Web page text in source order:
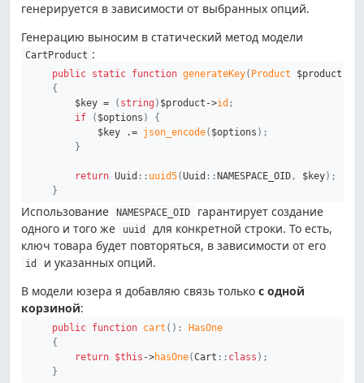
генерируется в зависимости от выбранных опций.
Генерацию выносим в статический метод модели
CartProduct :
public static function generateKey( Product $product
{
$key = ( string ) $product ->id ;
if
( $options )
{
$key
.= json_encode( $options ) ;
}
return Uuid :: uuid5(Uuid :: NAMESPACE_OID, $key) ;
}
Использование NAMESPACE_OID
гарантирует создание
одного и того же
uuid
для конкретной строки. То есть,
ключ товара будет повторяться, в зависимости от его
id
и указанных опций.
В модели юзера я добавляю связь только с одной
корзиной:
public function cart ( ) :
HasOne
{
return $this ->hasOne(Cart :: class ) ;
}